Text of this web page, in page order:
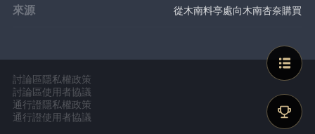
來源 從木南料亭處向木南杏奈購買
討論區隱私權政策
討論區使用者協議
通行證隱私權政策
通行證使用者協議